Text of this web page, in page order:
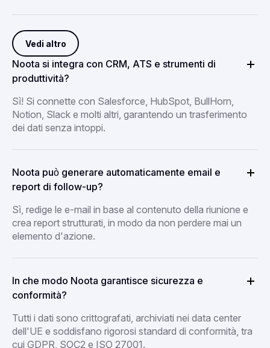
Vedi altro
Noota si integra con CRM, ATS e strumenti di
produttività?
Sì! Si connette con Salesforce, HubSpot, BullHorn,
Notion, Slack e molti altri, garantendo un trasferimento
dei dati senza intoppi.
Noota può generare automaticamente email e
report di follow-up?
Sì, redige le e-mail in base al contenuto della riunione e
crea report strutturati, in modo da non perdere mai un
elemento d'azione.
In che modo Noota garantisce sicurezza e
conformità?
Tutti i dati sono crittografati, archiviati nei data center
dell'UE e soddisfano rigorosi standard di conformità, tra
cui GDPR, SOC2 e ISO 27001.